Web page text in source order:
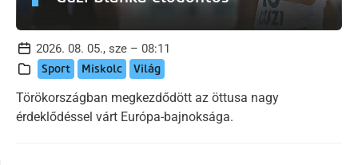
2026. 08. 05., sze – 08:11
Sport Miskolc Világ
Törökországban megkezdődött az öttusa nagy
érdeklődéssel várt Európa-bajnoksága.